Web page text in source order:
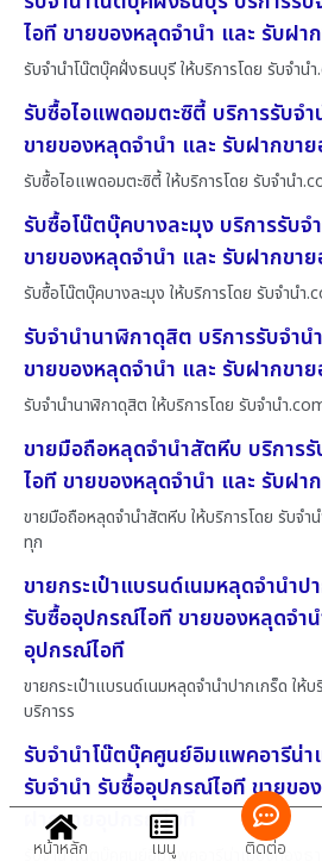
ไอที ขายของหลุดจำนำ และ รับฝ
รับจำนำโน๊ตบุ๊คฝั่งธนบุรี ให้บริการโดย รับจํานํ
รับซื้อไอแพดอมตะซิตี้ บริการรับจ
ขายของหลุดจำนำ และ รับฝากขา
รับซื้อไอแพดอมตะซิตี้ ให้บริการโดย รับจํานํา
รับซื้อโน๊ตบุ๊คบางละมุง บริการรับ
ขายของหลุดจำนำ และ รับฝากขา
รับซื้อโน๊ตบุ๊คบางละมุง ให้บริการโดย รับจํานํา
รับจำนำนาฬิกาดุสิต บริการรับจำ
ขายของหลุดจำนำ และ รับฝากขา
รับจำนำนาฬิกาดุสิต ให้บริการโดย รับจํานํา
ขายมือถือหลุดจำนำสัตหีบ บริการ
ไอที ขายของหลุดจำนำ และ รับฝ
ขายมือถือหลุดจำนำสัตหีบ ให้บริการโดย รับจํา
ทุก
ขายกระเป๋าแบรนด์เนมหลุดจำนำป
รับซื้ออุปกรณ์ไอที ขายของหลุดจำ
อุปกรณ์ไอที
ขายกระเป๋าแบรนด์เนมหลุดจำนำปากเกร็ด ให้
บริการร
รับจำนำโน๊ตบุ๊คศูนย์อิมแพคอารีน่า
รับจำนำ รับซื้ออุปกรณ์ไอที ขายขอ
ฝากขายอุปกรณ์ไอที
รับจำนำโน๊ตบุ๊คศูนย์อิมแพคอารีน่าเมืองทองธ
หน้าหลัก เมนู ติดต่อ